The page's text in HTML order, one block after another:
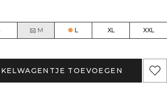
M L XL XXL
TOEVOEGEN